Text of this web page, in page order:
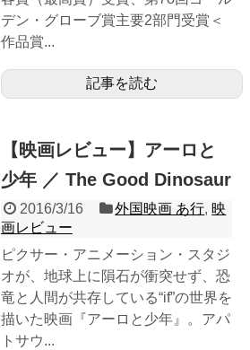
デン・グローブ賞主要2部門受賞＜
作品賞...
記事を読む
【映画レビュー】アーロと
少年 ／ The Good Dinosaur
2016/3/16 外国映画 あ行, 映
画レビュー
ピクサー・アニメーション・スタジ
オが、地球上に隕石が衝突せず、恐
竜と人間が共存している“if”の世界を
描いた映画『アーロと少年』。アパ
トサウ...